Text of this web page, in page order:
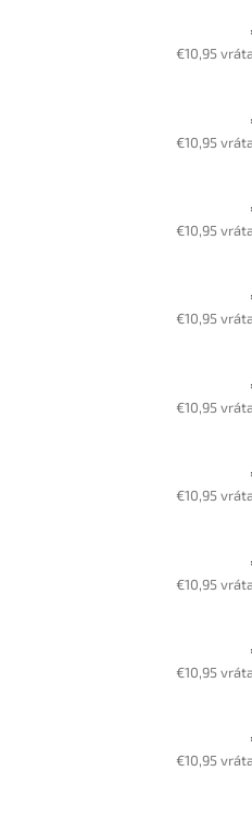
€10,95
€10,95
€10,95
€10,95
€10,95
€10,95
€10,95
€10,95
€10,95